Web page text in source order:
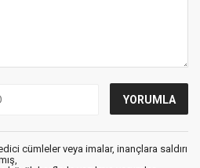
cümleler veya imalar, inançlara saldırı